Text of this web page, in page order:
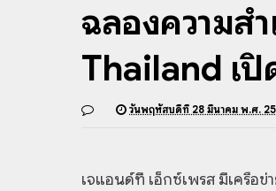
ฉลองความส
Thailand เปิ
วันพฤหัสบดีที่ 28 มีนาคม พ.ศ.
เจแอนด์ที เอ็กซ์เพรส มีเครือ